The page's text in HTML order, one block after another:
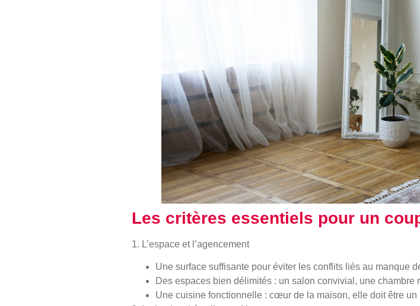
Les critères essentiels pour un
1. L’espace et l’agencement
Une surface suffisante pour éviter les conflits liés au manque
Des espaces bien délimités : un salon convivial, une chambre
Une cuisine fonctionnelle : cœur de la maison, elle doit être